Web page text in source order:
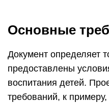
Основные
Документ определяет
предоставлены
воспитания детей.
требований, к примеру,